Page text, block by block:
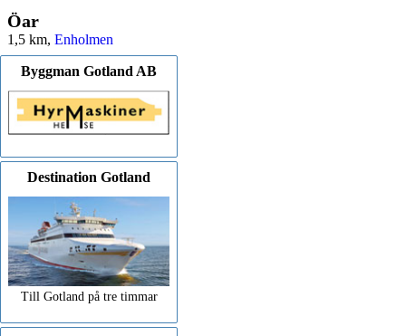
Öar
1,5 km, Enholmen
Byggman Gotland AB
Destination Gotland
Till Gotland på tre timmar